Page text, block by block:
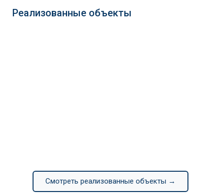
Реализованные объекты
Смотреть реализованные объекты →